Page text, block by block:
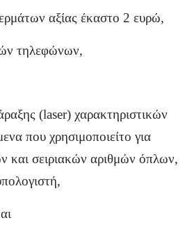
αξίας έκαστο 2 ευρώ,
τηλεφώνων,
(laser) χαρακτηριστικών
που χρησιμοποιείτο για
και σειριακών αριθμών όπλων,